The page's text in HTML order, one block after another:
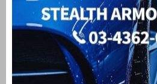
を付けてしまい、徐々に剥がれ
います。また、洗車後にしっか
と、水垢やシミが発生しやすく
初心者の方は、柔らかいスポン